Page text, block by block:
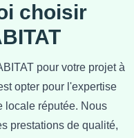
choisir
pour votre projet à
opter pour l'expertise
locale réputée. Nous
prestations de qualité,